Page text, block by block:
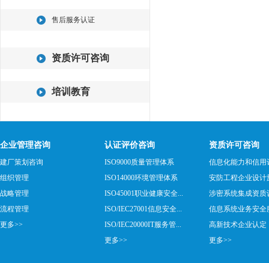
售后服务认证
资质许可咨询
培训教育
企业管理咨询
建厂策划咨询
组织管理
战略管理
流程管理
更多>>
认证评价咨询
ISO9000质量管理体系
ISO14000环境管理体系
ISO45001职业健康安全...
ISO/IEC27001信息安全...
ISO/IEC20000IT服务管...
更多>>
资质许可咨询
信息化能力和信用
安防工程企业设计
涉密系统集成资质
信息系统业务安全
高新技术企业认定
更多>>